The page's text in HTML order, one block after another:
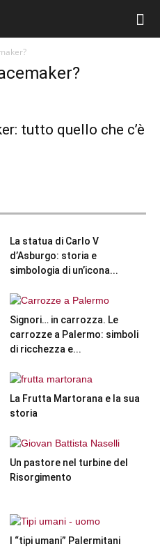
tutto quello che c’è
La statua di Carlo V
d’Asburgo: storia e
simbologia di un’icona...
Signori… in carrozza. Le
carrozze a Palermo: simboli
di ricchezza e...
La Frutta Martorana e la sua
storia
Un pastore nel turbine del
Risorgimento
I “tipi umani” Palermitani